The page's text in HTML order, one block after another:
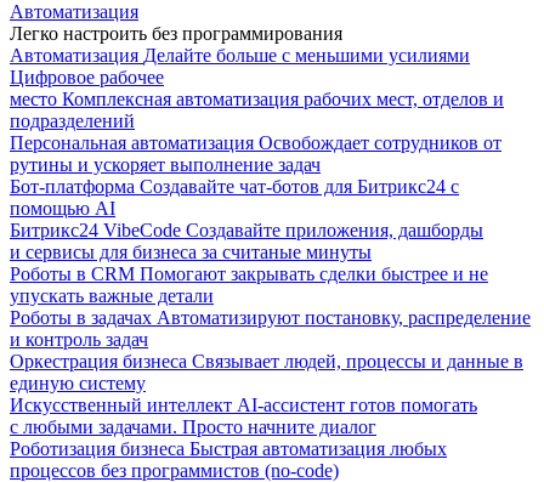
Автоматизация
Легко настроить без программирования
Автоматизация Делайте больше с меньшими усилиями
Цифровое рабочее
место Комплексная автоматизация рабочих мест, отделов и
подразделений
Персональная автоматизация Освобождает сотрудников от
рутины и ускоряет выполнение задач
Бот-платформа Создавайте чат-ботов для Битрикс24 с
помощью AI
Битрикс24 VibeCode Создавайте приложения, дашборды
и сервисы для бизнеса за считаные минуты
Роботы в CRM Помогают закрывать сделки быстрее и не
упускать важные детали
Роботы в задачах Автоматизируют постановку, распределение
и контроль задач
Оркестрация бизнеса Связывает людей, процессы и данные в
единую систему
Искусственный интеллект AI-ассистент готов помогать
с любыми задачами. Просто начните диалог
Роботизация бизнеса Быстрая автоматизация любых
процессов без программистов (no-code)